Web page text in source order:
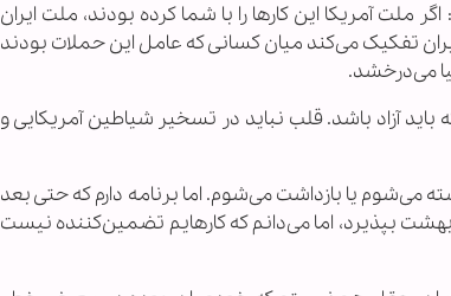
ملت آمریکا این کارها را با شما کرده بودند، ملت ایران
تفکیک می‌کند میان کسانی که عامل این حملات بودند
می‌درخشد.
آزاد باشد. قلب نباید در تسخیر شیاطین آمریکایی و
می‌شوم یا بازداشت می‌شوم. اما برنامه دارم که حتی بعد
بپذیرد، اما می‌دانم که کارهایم تضمین‌کننده نیست